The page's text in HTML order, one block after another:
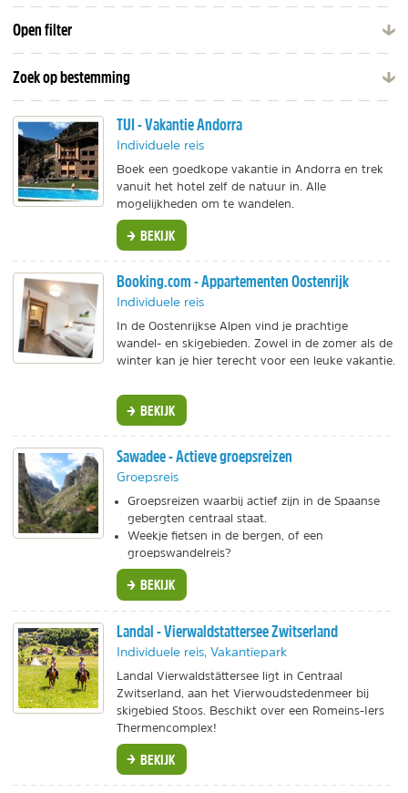
Open filter
Zoek op bestemming
TUI - Vakantie Andorra
Individuele reis
Boek een goedkope vakantie in Andorra en trek
vanuit het hotel zelf de natuur in. Alle
mogelijkheden om te wandelen.
BEKIJK
Booking.com - Appartementen Oostenrijk
Individuele reis
In de Oostenrijkse Alpen vind je prachtige
wandel- en skigebieden. Zowel in de zomer als de
winter kan je hier terecht voor een leuke vakantie.
BEKIJK
Sawadee - Actieve groepsreizen
Groepsreis
Groepsreizen waarbij actief zijn in de Spaanse
gebergten centraal staat.
Weekje fietsen in de bergen, of een
groepswandelreis?
BEKIJK
Landal - Vierwaldstattersee Zwitserland
Individuele reis, Vakantiepark
Landal Vierwaldstättersee ligt in Centraal
Zwitserland, aan het Vierwoudstedenmeer bij
skigebied Stoos. Beschikt over een Romeins-Iers
Thermencomplex!
BEKIJK